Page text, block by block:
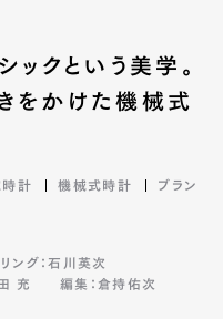
ックという美学。
をかけた機械式
時計 機械式時計
ブラン
リング：石川英次
充 編集：倉持佑次